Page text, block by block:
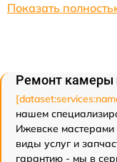
Показать
Ремонт камеры
нашем
Ижевске мастерами
виды услуг и
гарантию - мы в